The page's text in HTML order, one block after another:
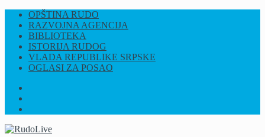
OPŠTINA RUDO
RAZVOJNA AGENCIJA
BIBLIOTEKA
ISTORIJA RUDOG
VLADA REPUBLIKE SRPSKE
OGLASI ZA POSAO